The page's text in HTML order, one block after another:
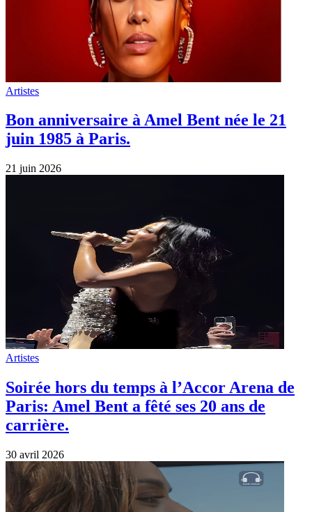
Artistes
Bon anniversaire à Amel Bent née le 21
juin 1985 à Paris.
21 juin 2026
Artistes
Soirée hors du temps à l’Accor Arena de
Paris: Amel Bent a fêté ses 20 ans de
carrière.
30 avril 2026